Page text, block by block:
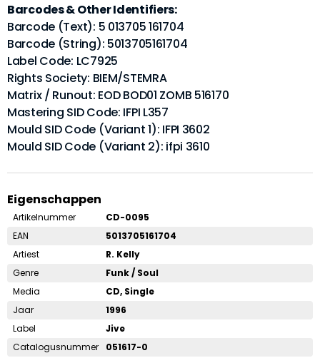
Barcodes & Other Identifiers:
Barcode (Text): 5 013705 161704
Barcode (String): 5013705161704
Label Code: LC7925
Rights Society: BIEM/STEMRA
Matrix / Runout: EOD BOD01 ZOMB 516170
Mastering SID Code: IFPI L357
Mould SID Code (Variant 1): IFPI 3602
Mould SID Code (Variant 2): ifpi 3610
Eigenschappen
Artikelnummer
CD-0095
EAN
5013705161704
Artiest
R. Kelly
Genre
Funk / Soul
Media
CD, Single
Jaar
1996
Label
Jive
Catalogusnummer
051617-0